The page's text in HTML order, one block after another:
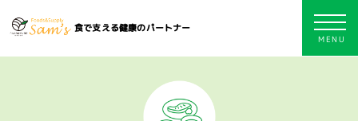
食で支える健康のパートナー